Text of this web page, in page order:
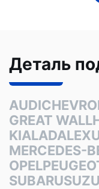
Деталь
AUDI
GREAT WALL
KIALADA
MERCEDES-
OPEL
SUBARU